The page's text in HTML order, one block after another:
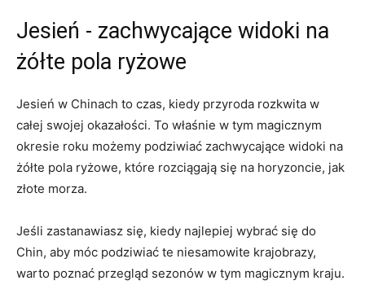
Jesień -‌ zachwycające widoki na
żółte pola ryżowe
Jesień w⁤ Chinach to czas,⁣ kiedy przyroda⁣ rozkwita ‍w
całej swojej okazałości.⁢ To​ właśnie w​ tym magicznym⁢
okresie roku możemy podziwiać zachwycające widoki na
żółte pola ryżowe, ⁣które rozciągają się na horyzoncie, jak
złote morza.
Jeśli zastanawiasz się, kiedy ⁢najlepiej wybrać się do​
Chin,‍ aby ⁢móc podziwiać ​te niesamowite krajobrazy,
warto⁣ poznać przegląd sezonów w tym magicznym kraju.